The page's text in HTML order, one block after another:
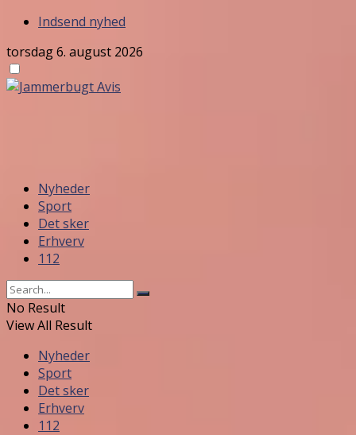
Indsend nyhed
torsdag 6. august 2026
Nyheder
Sport
Det sker
Erhverv
112
No Result
View All Result
Nyheder
Sport
Det sker
Erhverv
112